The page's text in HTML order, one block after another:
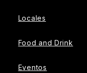
Locales
Food and Drink
Eventos